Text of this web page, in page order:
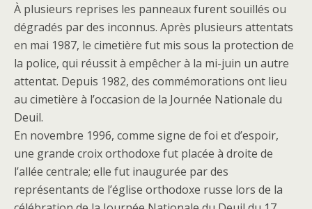
À plusieurs reprises les panneaux furent souillés ou
dégradés par des inconnus. Après plusieurs attentats
en mai 1987, le cimetière fut mis sous la protection de
la police, qui réussit à empêcher à la mi-juin un autre
attentat. Depuis 1982, des commémorations ont lieu
au cimetière à l’occasion de la Journée Nationale du
Deuil.
En novembre 1996, comme signe de foi et d’espoir,
une grande croix orthodoxe fut placée à droite de
l’allée centrale; elle fut inaugurée par des
représentants de l’église orthodoxe russe lors de la